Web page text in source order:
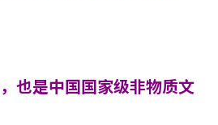
也是中国国家级非物质文